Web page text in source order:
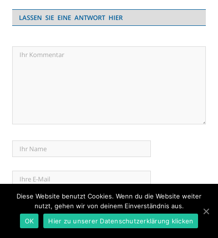
LASSEN SIE EINE ANTWORT HIER
Diese Website benutzt Cookies. Wenn du die Website weiter
nutzt, gehen wir von deinem Einverständnis aus.
OK
Hier zu unserer Datenschutzerklärung klicken